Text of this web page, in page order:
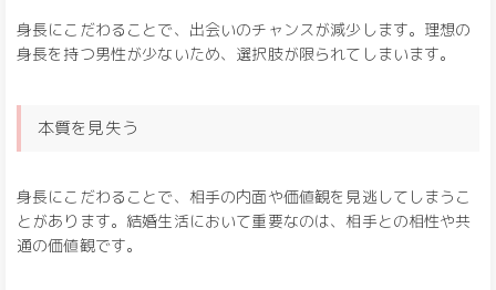
身長にこだわることで、出会いのチャンスが減少します。理想の
身長を持つ男性が少ないため、選択肢が限られてしまいます。
本質を見失う
身長にこだわることで、相手の内面や価値観を見逃してしまうこ
とがあります。結婚生活において重要なのは、相手との相性や共
通の価値観です。